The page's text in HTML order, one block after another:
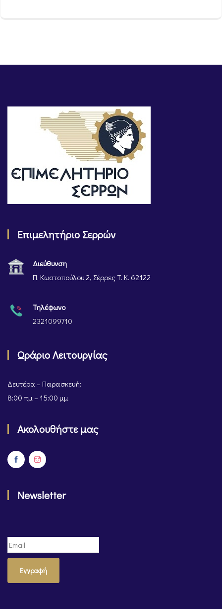
Επιμελητήριο Σερρών
Διεύθυνση
Π. Κωστοπούλου 2, Σέρρες Τ. Κ. 62122
Τηλέφωνο
2321099710
Ωράριο Λειτουργίας
Δευτέρα – Παρασκευή:
8:00 πμ – 15:00 μμ
Ακολουθήστε μας
Newsletter
Εγγραφή